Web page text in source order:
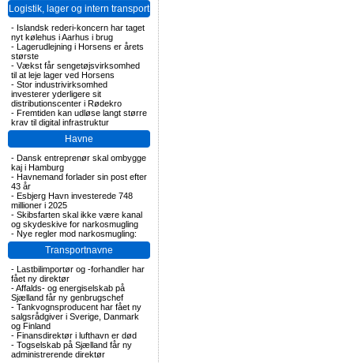
Logistik, lager og intern transport
- Islandsk rederi-koncern har taget
nyt kølehus i Aarhus i brug
- Lagerudlejning i Horsens er årets
største
- Vækst får sengetøjsvirksomhed
til at leje lager ved Horsens
- Stor industrivirksomhed
investerer yderligere sit
distributionscenter i Rødekro
- Fremtiden kan udløse langt større
krav til digital infrastruktur
Havne
- Dansk entreprenør skal ombygge
kaj i Hamburg
- Havnemand forlader sin post efter
43 år
- Esbjerg Havn investerede 748
millioner i 2025
- Skibsfarten skal ikke være kanal
og skydeskive for narkosmugling
- Nye regler mod narkosmugling:
Transportnavne
- Lastbilimportør og -forhandler har
fået ny direktør
-Affalds- og energiselskab på
Sjælland får ny genbrugschef
- Tankvognsproducent har fået ny
salgsrådgiver i Sverige, Danmark
og Finland
- Finansdirektør i lufthavn er død
- Togselskab på Sjælland får ny
administrerende direktør